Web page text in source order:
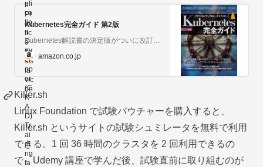
Kubernetes完全ガイド 第2版
Kubernetes解説書の決定版がついに改訂！ Kubernetesはコンテナ化されたアプリケーションのデプロイ、スケーリングなどの管理を自動化する「コンテナオーケストレーションエンジン」です。「クラウドネイティブ」を実現するためのコア技術として、現在多くのシステムでの利用が進んでいます。本書では、アプリケーション開発者やインフラエンジニアを対象に、Kubernetesの機能やそのエコシステムについて網羅的に解説します。好評をいただいた前版を全面的に見直し、バージョン1.18に対応しました（アルファ機能を含む）。前版以降に追加された機能や変更点にも言及し、最新のKubernetesを活用するための多くの知見を提供します。これまでKubernetesを触ったことがない方でもそのコンセプトを理解し、実際にアプリケーションをコンテナ化して実行できるようになることを目標としています。また、Kubernetesの認定資格であるCKA（Certified Kubernetes Administrator）およびCKAD（Certified Kubernetes Application Developer）取得のための副読本として、学習に役立つ様々な知識を得ることも可能です。新版は、285枚の図、312個のサンプルマニフェスト、257個のよくある質問とその回答により、より分かりやすいものとなっています。Kubernetesを使ったプロダクションレベルでの活用を目指す人のための、価値ある一冊です。
amazon.co.jp
Killer.sh
Linux Foundation で試験バウチャーを購入すると、
Killer.sh というサイトの試験シュミレータを無料で利用
できる。1 回 36 時間のクラスタを 2 回利用できるの
で、Udemy 講座で学んだ後、試験直前に取り組むのが